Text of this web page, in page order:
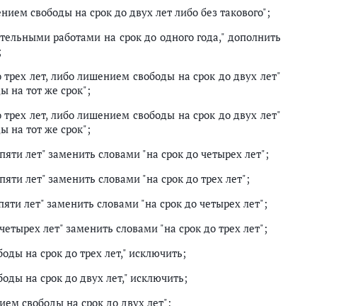
свободы на срок до двух лет либо без такового";
работами на срок до одного года," дополнить
трех лет, либо лишением свободы на срок до двух лет"
на тот же срок";
трех лет, либо лишением свободы на срок до двух лет"
на тот же срок";
лет" заменить словами "на срок до четырех лет";
лет" заменить словами "на срок до трех лет";
лет" заменить словами "на срок до четырех лет";
лет" заменить словами "на срок до трех лет";
на срок до трех лет," исключить;
на срок до двух лет," исключить;
свободы на срок до двух лет";